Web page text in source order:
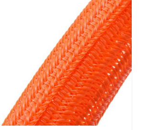
للتطبيقات الإلكترونية والتقنيات العالية حيث تُعد
مقاومة اللهب والمتانة من الاعتبارات الأساسية.
يوصى باستخدامه في تطبيقات مثل النقل العام،
صناعة الطيران، صناعة السيارات، الاتصالات،
الكابلات الأرضية وغيرها.